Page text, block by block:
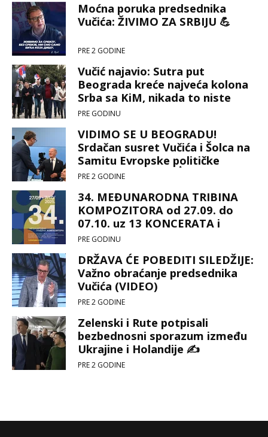
Moćna poruka predsednika
Vučića: ŽIVIMO ZA SRBIJU 💪
PRE 2 GODINE
Vučić najavio: Sutra put
Beograda kreće najveća kolona
Srba sa KiM, nikada to niste
videli 💪
PRE GODINU
VIDIMO SE U BEOGRADU!
Srdačan susret Vučića i Šolca na
Samitu Evropske političke
zajednice (FOTO) ☝
PRE 2 GODINE
34. MEĐUNARODNA TRIBINA
KOMPOZITORA od 27.09. do
07.10. uz 13 KONCERATA i
prateće programe 🎼🎵
PRE GODINU
DRŽAVA ĆE POBEDITI SILEDŽIJE:
Važno obraćanje predsednika
Vučića (VIDEO)
PRE 2 GODINE
Zelenski i Rute potpisali
bezbednosni sporazum između
Ukrajine i Holandije ✍
PRE 2 GODINE